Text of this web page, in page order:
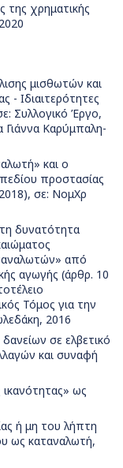
χρηματικής
μισθωτών και
- Ιδιαιτερότητες
Συλλογικό Έργο,
Γιάννα Καρύμπαλη-
και ο
προστασίας
σε: ΝομΧρ
δυνατότητα
από
αγωγής (άρθρ. 10
Τόμος για την
2016
σε ελβετικό
και συναφή
ως
ή μη του λήπτη
ως καταναλωτή,